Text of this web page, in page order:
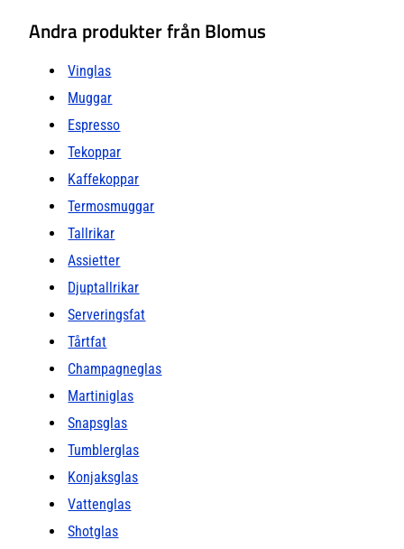
Andra produkter från Blomus
Vinglas
Muggar
Espresso
Tekoppar
Kaffekoppar
Termosmuggar
Tallrikar
Assietter
Djuptallrikar
Serveringsfat
Tårtfat
Champagneglas
Martiniglas
Snapsglas
Tumblerglas
Konjaksglas
Vattenglas
Shotglas